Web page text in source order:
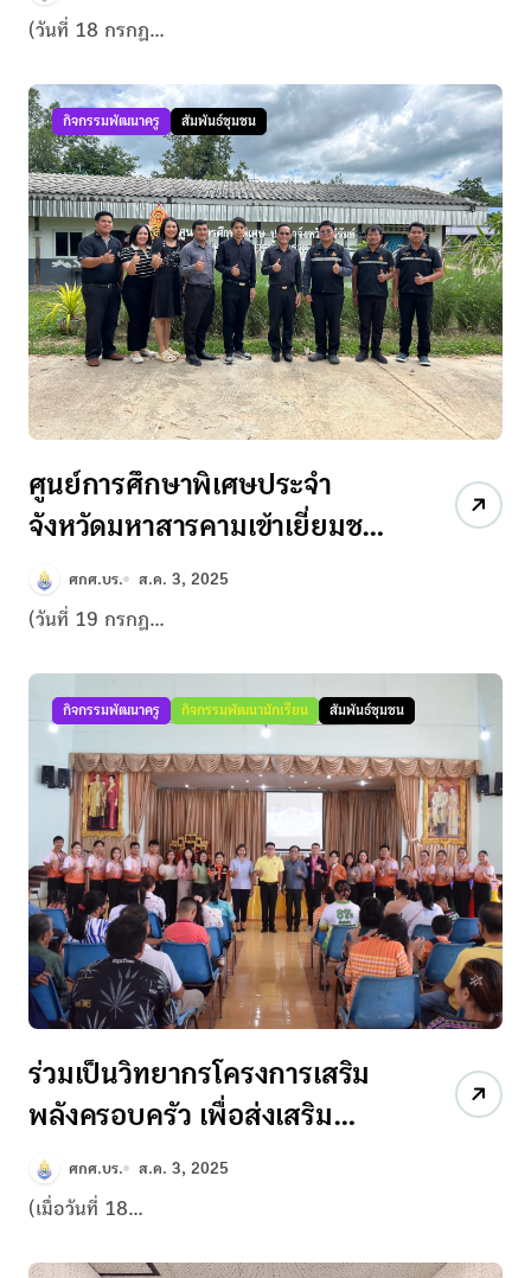
บำบัดทุกข์ บำรุงสุข วิถีใหม่
พลับพลาชัย
(วันที่ 18 กรกฏ...
กิจกรรมพัฒนาครู สัมพันธ์ชุมชน
ศูนย์การศึกษาพิเศษประจำ
จังหวัดมหาสารคามเข้าเยี่ยมชม
การบริหารจัดการหน่วยบริการ
ศกศ.บร. ส.ค. 3, 2025
(วันที่ 19 กรกฏ...
กิจกรรมพัฒนาครู กิจกรรมพัฒนานักเรียน สัมพันธ์ชุมชน
ร่วมเป็นวิทยากรโครงการเสริม
พลังครอบครัว เพื่อส่งเสริม
ศักยภาพคนพิการ ประจำปี
2568 รุ่นที่ 2 ณ จังหวัด
ศกศ.บร. ส.ค. 3, 2025
(เมื่อวันที่ 18...